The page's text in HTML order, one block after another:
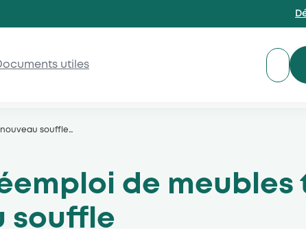
utiles
nouveau souffle…
de meubles
souffle